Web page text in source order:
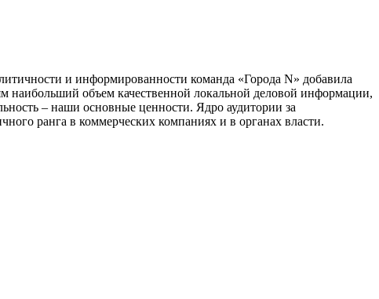
и информированности команда «Города N» добавила
наибольший объем качественной локальной деловой информации,
– наши основные ценности. Ядро аудитории за
ранга в коммерческих компаниях и в органах власти.